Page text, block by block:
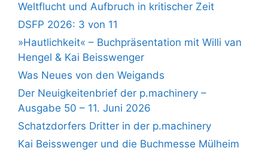
Weltflucht und Aufbruch in kritischer Zeit
DSFP 2026: 3 von 11
»Hautlichkeit« – Buchpräsentation mit Willi van
Hengel & Kai Beisswenger
Was Neues von den Weigands
Der Neuigkeitenbrief der p.machinery –
Ausgabe 50 – 11. Juni 2026
Schatzdorfers Dritter in der p.machinery
Kai Beisswenger und die Buchmesse Mülheim